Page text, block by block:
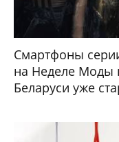
Смартфоны
на Неделе Моды
Беларуси уже